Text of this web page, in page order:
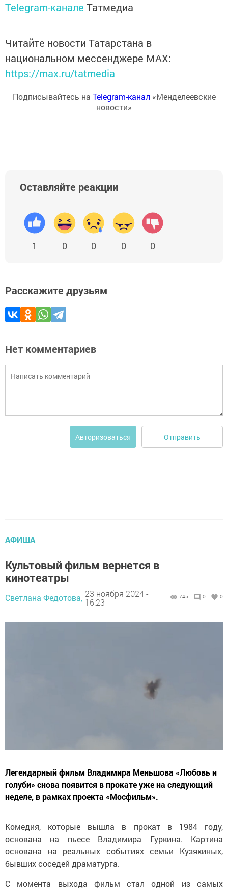
Telegram-канале Татмедиа
Читайте новости Татарстана в
национальном мессенджере MАХ:
https://max.ru/tatmedia
Подписывайтесь на Telegram-канал «Менделеевские
новости»
Оставляйте реакции
1 0 0 0 0
Расскажите друзьям
Нет комментариев
Авторизоваться Отправить
АФИША
Культовый фильм вернется в
кинотеатры
Светлана Федотова, 23 ноября 2024 -
16:23
745 0 0
Легендарный фильм Владимира Меньшова «Любовь и
голуби» снова появится в прокате уже на следующий
неделе, в рамках проекта «Мосфильм».
Комедия, которые вышла в прокат в 1984 году,
основана на пьесе Владимира Гуркина. Картина
основана на реальных событиях семьи Кузякиных,
бывших соседей драматурга.
С момента выхода фильм стал одной из самых